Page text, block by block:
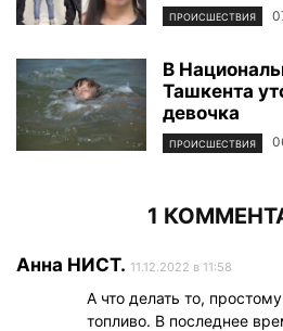
ПРОИСШЕСТВИЯ
В
Ташкента
девочка
ПРОИСШЕСТВИЯ
1
Анна НИСТ. 11.12.2022 в 11:58
А что делать то,
топливо. В последнее